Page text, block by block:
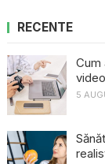
RECENTE
Cum
video
5